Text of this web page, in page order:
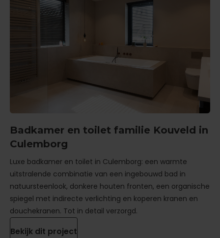
Badkamer en toilet familie Kouveld in
Culemborg
Luxe badkamer en toilet in Culemborg: een warmte
uitstralende combinatie van een ingebouwd bad in
natuursteenlook, donkere houten fronten, een organische
spiegel met indirecte verlichting en koperen kranen en
douchekranen. Tot in detail verzorgd.
Bekijk dit project